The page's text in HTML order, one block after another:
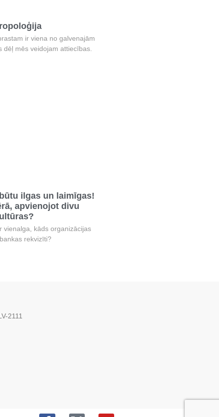
ir viena no galvenajām
dēļ mēs veidojam attiecības.
ilgas un laimīgas!
apvienojot divu
vienalga, kāds organizācijas
rekvizīti?
2111